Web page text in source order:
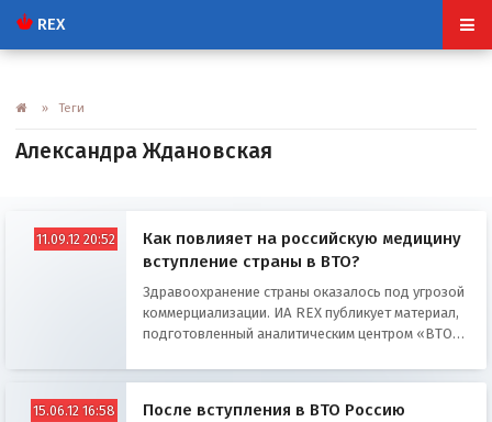
REX
» Теги
Александра Ждановская
11.09.12 20:52
Как повлияет на российскую медицину
вступление страны в ВТО?
Здравоохранение страны оказалось под угрозой
коммерциализации. ИА REX публикует материал,
подготовленный аналитическим центром «ВТО-
15.06.12 16:58
После вступления в ВТО Россию